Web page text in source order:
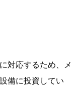
対応するため、メ
備に投資してい